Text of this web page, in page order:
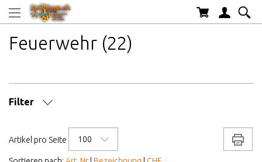
Feuerwehr (22)
Filter
AB WELCHEM ALTER
Artikel pro Seite 100